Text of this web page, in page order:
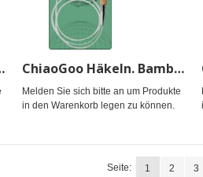
60cm/5.00 ChiaoGoo Häkeln. Bambus Seillänge 60cm/5.50
Melden Sie sich bitte an um Produkte
in den Warenkorb legen zu können.
Seite: 1 2 3